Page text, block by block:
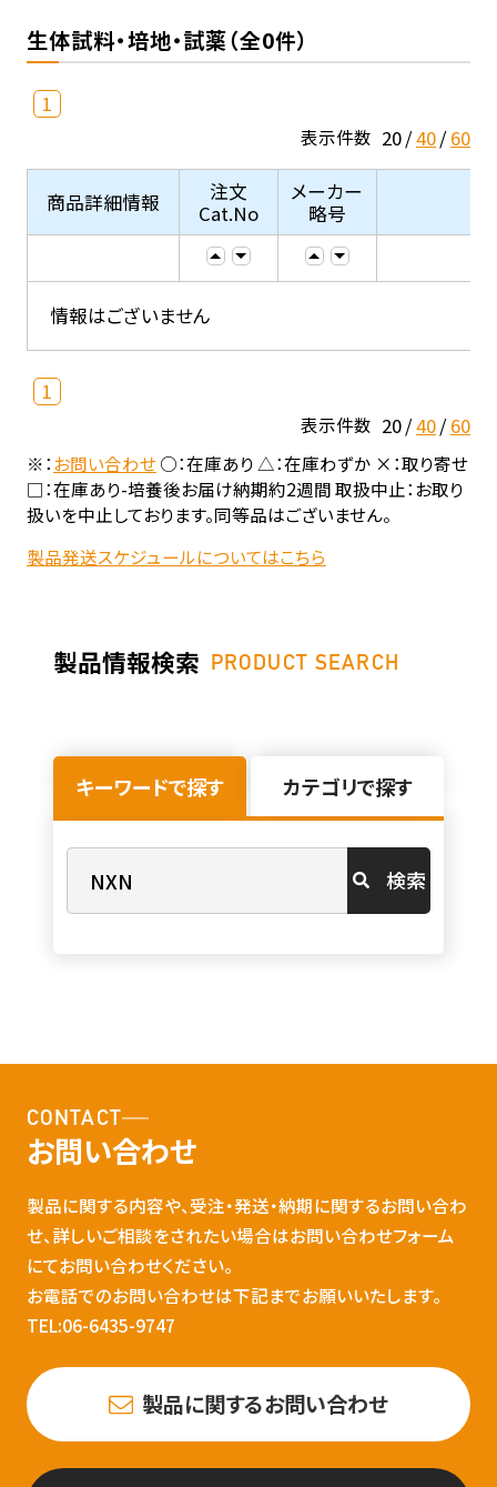
生体試料・培地・試薬（全0件）
1
表示件数 20 40 60
商品詳細情報
注文
Cat.No
メーカー
略号
情報はございません
1
表示件数 20 40 60
※：お問い合わせ○：在庫あり △：在庫わずか ×：取り寄せ
□：在庫あり-培養後お届け納期約2週間 取扱中止：お取り
扱いを中止しております。同等品はございません。
製品発送スケジュールについてはこちら
製品情報検索 PRODUCT SEARCH
キーワードで探す カテゴリで探す
検索
CONTACT
お問い合わせ
製品に関する内容や、受注・発送・納期に関するお問い合わ
せ、詳しいご相談をされたい場合はお問い合わせフォーム
にてお問い合わせください。
お電話でのお問い合わせは下記までお願いいたします。
TEL:06-6435-9747
製品に関するお問い合わせ